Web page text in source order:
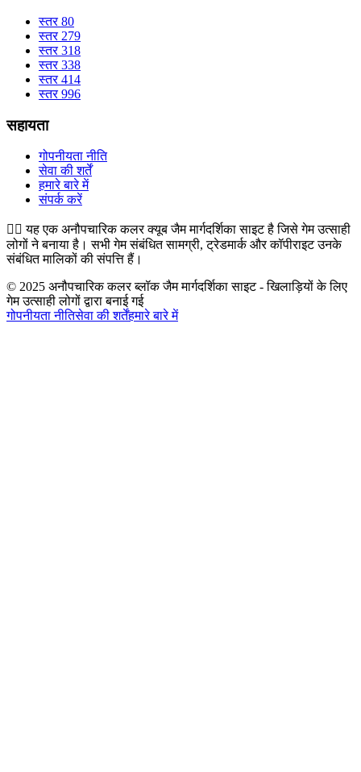
स्तर 80
स्तर 279
स्तर 318
स्तर 338
स्तर 414
स्तर 996
सहायता
गोपनीयता नीति
सेवा की शर्तें
हमारे बारे में
संपर्क करें
👉🏻यह एक अनौपचारिक कलर क्यूब जैम मार्गदर्शिका साइट है जिसे गेम उत्साही
लोगों ने बनाया है। सभी गेम संबंधित सामग्री, ट्रेडमार्क और कॉपीराइट उनके
संबंधित मालिकों की संपत्ति हैं।
© 2025 अनौपचारिक कलर ब्लॉक जैम मार्गदर्शिका साइट - खिलाड़ियों के लिए
गेम उत्साही लोगों द्वारा बनाई गई
गोपनीयता नीतिसेवा की शर्तेंहमारे बारे में